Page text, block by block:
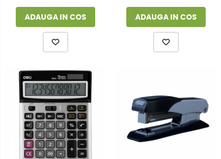
ADAUGA IN COS ADAUGA IN COS